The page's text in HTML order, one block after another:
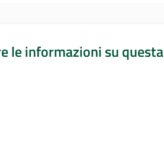
le informazioni su questa